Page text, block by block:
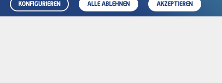
PROZESS AKTIVPROJEKTE
KONFIGURIEREN ALLE ABLEHNEN AKZEPTIEREN